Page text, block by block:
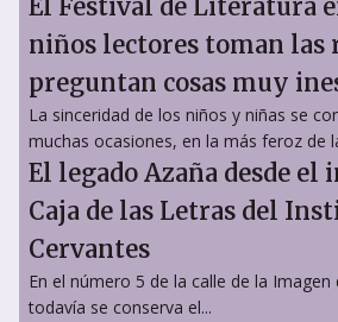
El Festival de Literatura
niños lectores toman las
preguntan cosas muy
La sinceridad de los niños y niñas se
muchas ocasiones, en la más feroz de
El legado Azaña desde el
Caja de las Letras del
Cervantes
En el número 5 de la calle de la Imagen
todavía se conserva el...